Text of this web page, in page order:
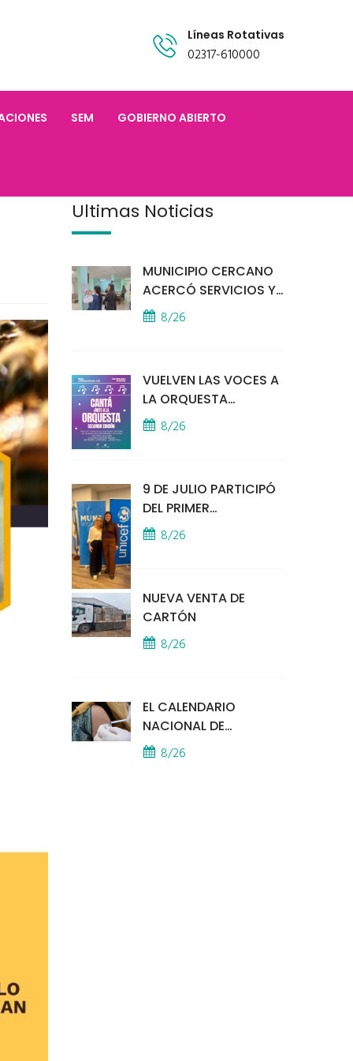
Líneas Rotativas
02317-610000
SEM GOBIERNO ABIERTO
Últimas Noticias
MUNICIPIO CERCANO
ACERCÓ SERVICIOS Y
ATENCIÓN A LOS
VECINOS EL
8/26
VUELVEN LAS VOCES A
LA ORQUESTA
MUNICIPAL
8/26
9 DE JULIO PARTICIPÓ
DEL PRIMER
ENCUENTRO
PRESENCIAL DE MUNA
8/26
NUEVA VENTA DE
CARTÓN
8/26
EL CALENDARIO
NACIONAL DE
VACUNACIÓN SE
APLICA EN TODOS LOS
8/26